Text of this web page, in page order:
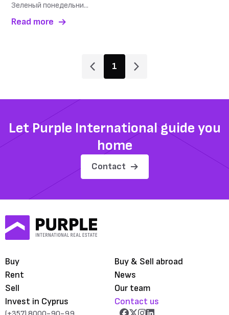
Зеленый понедельни...
Read more
1
Let Purple International guide you
home
Contact
Buy
Rent
Sell
Invest in Cyprus
Buy & Sell abroad
News
Our team
Contact us